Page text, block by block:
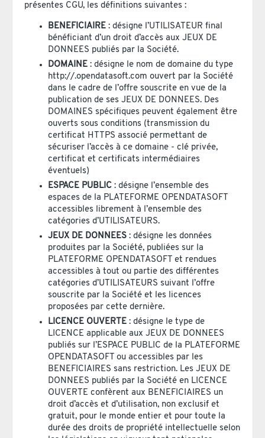
présentes CGU, les définitions suivantes :
BENEFICIAIRE : désigne l’UTILISATEUR final
bénéficiant d’un droit d’accès aux JEUX DE
DONNEES publiés par la Société.
DOMAINE : désigne le nom de domaine du type
http://.opendatasoft.com ouvert par la Société
dans le cadre de l’offre souscrite en vue de la
publication de ses JEUX DE DONNEES. Des
DOMAINES spécifiques peuvent également être
ouverts sous conditions (transmission du
certificat HTTPS associé permettant de
sécuriser l’accès à ce domaine - clé privée,
certificat et certificats intermédiaires
éventuels)
ESPACE PUBLIC : désigne l’ensemble des
espaces de la PLATEFORME OPENDATASOFT
accessibles librement à l’ensemble des
catégories d’UTILISATEURS.
JEUX DE DONNEES : désigne les données
produites par la Société, publiées sur la
PLATEFORME OPENDATASOFT et rendues
accessibles à tout ou partie des différentes
catégories d’UTILISATEURS suivant l’offre
souscrite par la Société et les licences
proposées par cette dernière.
LICENCE OUVERTE : désigne le type de
LICENCE applicable aux JEUX DE DONNEES
publiés sur l’ESPACE PUBLIC de la PLATEFORME
OPENDATASOFT ou accessibles par les
BENEFICIAIRES sans restriction. Les JEUX DE
DONNEES publiés par la Société en LICENCE
OUVERTE confèrent aux BENEFICIAIRES un
droit d’accès et d’utilisation, non exclusif et
gratuit, pour le monde entier et pour toute la
durée des droits de propriété intellectuelle selon